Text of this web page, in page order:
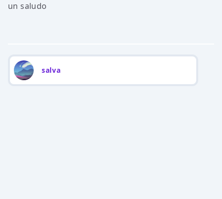
un saludo
salva